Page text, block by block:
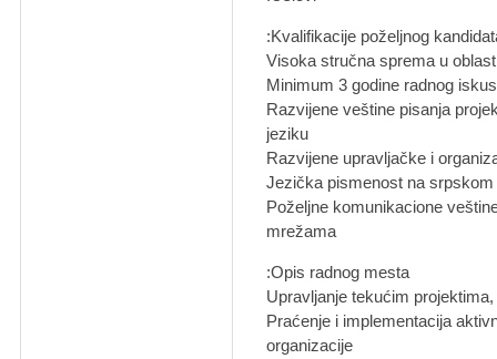
Kvalifikacije poželjnog
- Razvijene veštine pisanja
jeziku
- Poželjne komunikacione
mrežama
Opis radnog mesta:
- Praćenje i implementacija
organizacije